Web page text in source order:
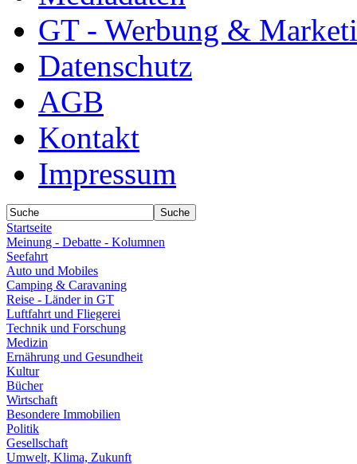
GT - Werbung &
Datenschutz
AGB
Kontakt
Impressum
Startseite
Meinung - Debatte - Kolumnen
Seefahrt
Auto und Mobiles
Camping & Caravaning
Reise - Länder in GT
Luftfahrt und Fliegerei
Technik und Forschung
Medizin
Ernährung und Gesundheit
Kultur
Bücher
Wirtschaft
Besondere Immobilien
Politik
Gesellschaft
Umwelt, Klima, Zukunft